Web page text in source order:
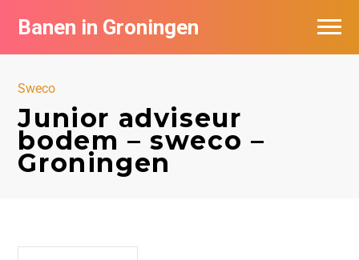
Banen in Groningen
Sweco
Junior adviseur
bodem – sweco –
Groningen
Vacatures per bedrijf
Nieuwsbrief feed